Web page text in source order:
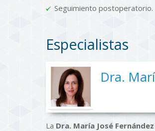
Seguimiento postoperatorio.
Especialistas
Dra.
La Dra. María José